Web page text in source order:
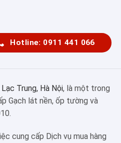
Hotline: 0911 441 066
Trung, Hà Nội, là một trong
Gạch lát nền, ốp tường và
cung cấp Dịch vụ mua hàng